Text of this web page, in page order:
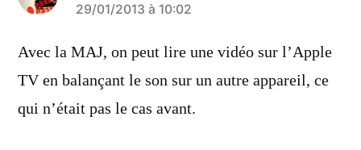
a
dit :
29/01/2013 à 10:02
Avec la MAJ, on peut lire une vidéo sur l’Apple
TV en balançant le son sur un autre appareil, ce
qui n’était pas le cas avant.